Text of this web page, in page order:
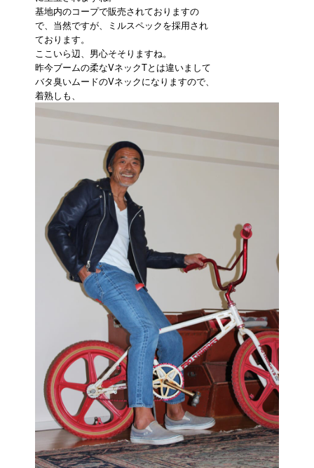
基地内のコープで販売されておりますの
で、当然ですが、ミルスペックを採用され
ております。
ここいら辺、男心そそりますね。
昨今ブームの柔なVネックTとは違いまして
バタ臭いムードのVネックになりますので、
着熟しも、